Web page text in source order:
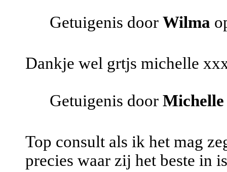
Getuigenis door Wilma
Dankje wel grtjs michelle
Getuigenis door Michelle
Top consult als ik het mag
precies waar zij het beste in